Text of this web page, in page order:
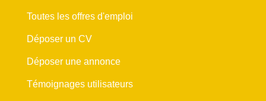
Toutes les offres d'emploi
Déposer un CV
Déposer une annonce
Témoignages utilisateurs